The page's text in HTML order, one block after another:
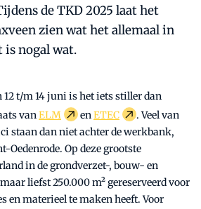
de TKD 2025 laat het
zien wat het allemaal in
is nogal wat.
12 t/m 14 juni is het iets stiller dan
vanELM enETEC
. Veel van
staan dan niet achter de werkbank,
Oedenrode. Op deze grootste
in de grondverzet-, bouw- en
liefst 250.000 m² gereserveerd voor
en materieel te maken heeft. Voor